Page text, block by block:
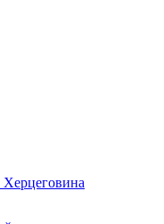
Херцеговина